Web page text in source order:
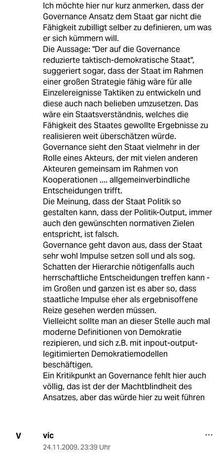
Ich möchte hier nur kurz anmerken, dass der
Governance Ansatz dem Staat gar nicht die
Fähigkeit zubilligt selber zu definieren, um was
er sich kümmern will.
Die Aussage: "Der auf die Governance
reduzierte taktisch-demokratische Staat",
suggeriert sogar, dass der Staat im Rahmen
einer großen Strategie fähig wäre für alle
Einzelereignisse Taktiken zu entwickeln und
diese auch nach belieben umzusetzen. Das
wäre ein Staatsverständnis, welches die
Fähigkeit des Staates gewollte Ergebnisse zu
realisieren weit überschätzen würde.
Governance sieht den Staat vielmehr in der
Rolle eines Akteurs, der mit vielen anderen
Akteuren gemeinsam im Rahmen von
Kooperationen .... allgemeinverbindliche
Entscheidungen trifft.
Die Meinung, dass der Staat Politik so
gestalten kann, dass der Politik-Output, immer
auch den gewünschten normativen Zielen
entspricht, ist falsch.
Governance geht davon aus, dass der Staat
sehr wohl Impulse setzen soll und als sog.
Schatten der Hierarchie nötigenfalls auch
herrschaftliche Entscheidungen treffen kann -
im Großen und ganzen ist es aber so, dass
staatliche Impulse eher als ergebnisoffene
Reize gesehen werden müssen.
Vielleicht sollte man an dieser Stelle auch mal
moderne Definitionen von Demokratie
rezipieren, und sich z.B. mit inpout-output-
legitimierten Demokratiemodellen
beschäftigen.
Ein Kritikpunkt an Governance fehlt hier auch
völlig, das ist der der Machtblindheit des
Ansatzes, aber das würde hier zu weit führen
V vic
24.11.2009, 23:39 Uhr